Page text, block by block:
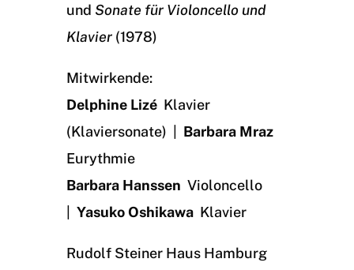
und Sonate für Violoncello und
Klavier (1978)
Mitwirkende:
Delphine Lizé Klavier
(Klaviersonate) | Barbara Mraz
Eurythmie
Barbara Hanssen Violoncello
| Yasuko Oshikawa Klavier
Rudolf Steiner Haus Hamburg